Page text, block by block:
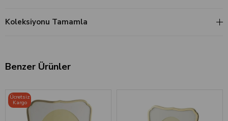
Koleksiyonu Tamamla
Benzer Ürünler
Ücretsiz
Kargo